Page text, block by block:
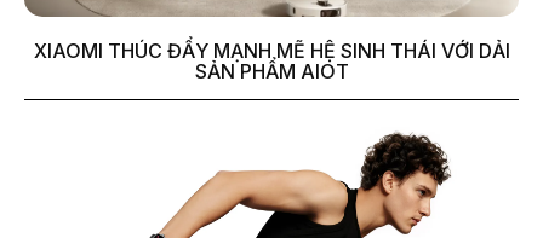
XIAOMI THÚC ĐẨY MẠNH MẼ HỆ SINH THÁI VỚI DẢI
SẢN PHẨM AIOT